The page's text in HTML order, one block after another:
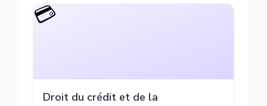
💳
Droit du crédit et de la